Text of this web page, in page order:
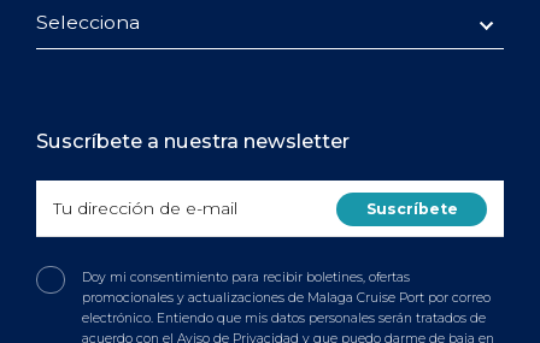
Selecciona
Suscríbete a nuestra newsletter
Doy mi consentimiento para recibir boletines, ofertas
promocionales y actualizaciones de Malaga Cruise Port por correo
electrónico. Entiendo que mis datos personales serán tratados de
acuerdo con el Aviso de Privacidad y que puedo darme de baja en